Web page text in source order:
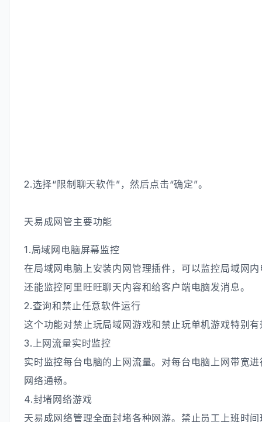
2.选择“限制聊天软件”，然后点击“确定”。
天易成网管主要功能
1.局域网电脑屏幕监控
在局域网电脑上安装内网管理插件，可以监控局域网
还能监控阿里旺旺聊天内容和给客户端电脑发消息。
2.查询和禁止任意软件运行
这个功能对禁止玩局域网游戏和禁止玩单机游戏特别
3.上网流量实时监控
实时监控每台电脑的上网流量。对每台电脑上网带宽
网络通畅。
4.封堵网络游戏
天易成网络管理全面封堵各种网游。禁止员工上班时